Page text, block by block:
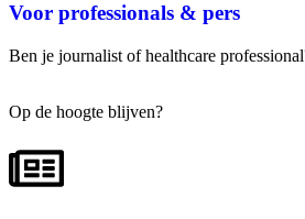
Voor professionals & pers
Ben je journalist of healthcare
Op de hoogte blijven?